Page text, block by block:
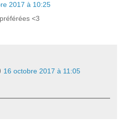
2017 à 10:25
<3
16 octobre 2017 à 11:05